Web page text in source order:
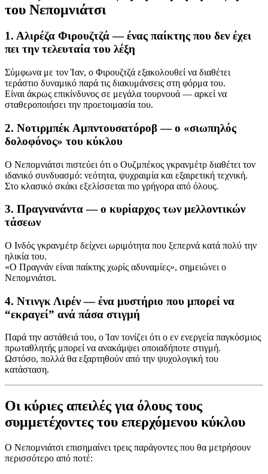
του Νεπομνιάτσι
1. Αλιρέζα Φιρουζτζά — ένας παίκτης που δεν έχει
πει την τελευταία του λέξη
Σύμφωνα με τον Ίαν, ο Φιρουζτζά εξακολουθεί να διαθέτει
τεράστιο δυναμικό παρά τις διακυμάνσεις στη φόρμα του.
Είναι άκρως επικίνδυνος σε μεγάλα τουρνουά — αρκεί να
σταθεροποιήσει την προετοιμασία του.
2. Νοτιρμπέκ Αμπντουσατόροβ — ο «σιωπηλός
δολοφόνος» του κύκλου
Ο Νεπομνιάτσι πιστεύει ότι ο Ουζμπέκος γκρανμέτρ διαθέτει τον
ιδανικό συνδυασμό: νεότητα, ψυχραιμία και εξαιρετική τεχνική.
Στο κλασικό σκάκι εξελίσσεται πιο γρήγορα από όλους.
3. Πραγνανάντα — ο κυρίαρχος των μελλοντικών
τάσεων
Ο Ινδός γκρανμέτρ δείχνει ωριμότητα που ξεπερνά κατά πολύ την
ηλικία του.
«Ο Πραγνάν είναι παίκτης χωρίς αδυναμίες», σημειώνει ο
Νεπομνιάτσι.
4. Ντινγκ Λιρέν — ένα μυστήριο που μπορεί να
“εκραγεί” ανά πάσα στιγμή
Παρά την αστάθειά του, ο Ίαν τονίζει ότι ο εν ενεργεία παγκόσμιος
πρωταθλητής μπορεί να ανακάμψει οποιαδήποτε στιγμή.
Ωστόσο, πολλά θα εξαρτηθούν από την ψυχολογική του
κατάσταση.
Οι κύριες απειλές για όλους τους
συμμετέχοντες του επερχόμενου κύκλου
Ο Νεπομνιάτσι επισημαίνει τρεις παράγοντες που θα μετρήσουν
περισσότερο από ποτέ: